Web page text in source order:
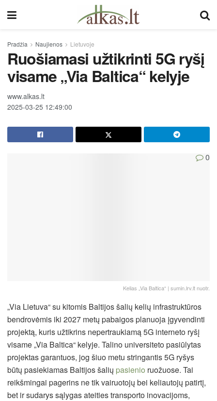
Pradžia Naujienos Lietuvoje
Ruošiamasi užtikrinti 5G ryšį
visame „Via Baltica“ kelyje
www.alkas.lt
2025-03-25 12:49:00
0
Kelias „Via Baltica“ | sumin.lrv.lt nuotr.
„Via Lietuva“ su kitomis Baltijos šalių kelių infrastruktūros
bendrovėmis iki 2027 metų pabaigos planuoja įgyvendinti
projektą, kuris užtikrins nepertraukiamą 5G interneto ryšį
visame „Via Baltica“ kelyje. Talino universiteto pasiūlytas
projektas garantuos, jog šiuo metu stringantis 5G ryšys
būtų pasiekiamas Baltijos šalių pasienio ruožuose. Tai
reikšmingai pagerins ne tik vairuotojų bei keliautojų patirtį,
bet ir sudarys sąlygas ateities transporto inovacijoms,